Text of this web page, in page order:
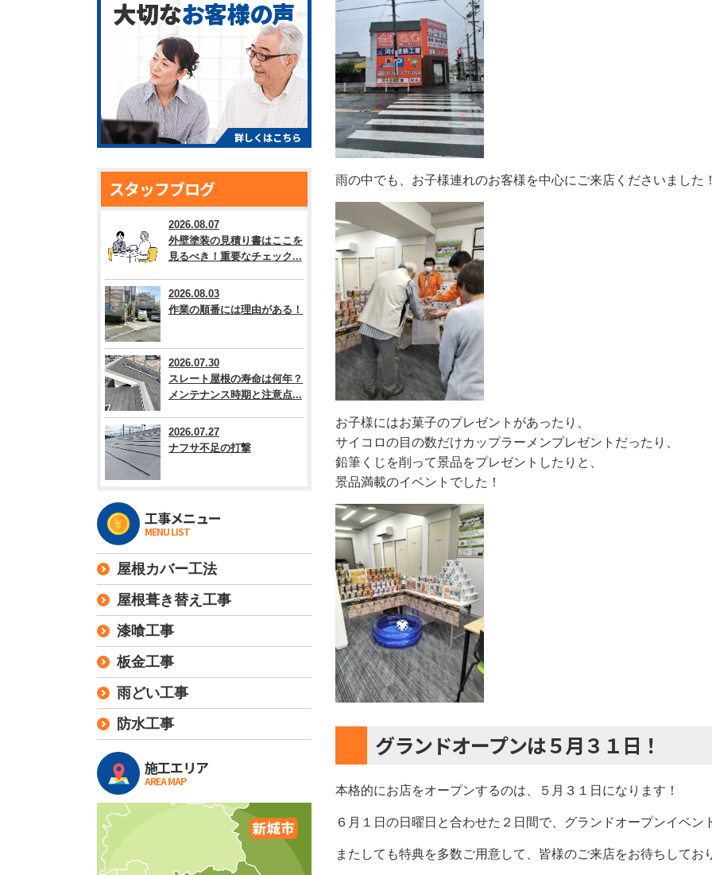
雨の中でも、お子様連れのお客様を中心にご来店くださいました！
お子様にはお菓子のプレゼントがあったり、
サイコロの目の数だけカップラーメンプレゼントだったり、
鉛筆くじを削って景品をプレゼントしたりと、
景品満載のイベントでした！
グランドオープンは５月３１日！
本格的にお店をオープンするのは、５月３１日になります！
６月１日の日曜日と合わせた２日間で、グランドオープンイベン
またしても特典を多数ご用意して、皆様のご来店をお待ちしてお
スタッフブログ
2026.08.07
外壁塗装の見積り書はここを
見るべき！重要なチェック...
2026.08.03
作業の順番には理由がある！
2026.07.30
スレート屋根の寿命は何年？
メンテナンス時期と注意点...
2026.07.27
ナフサ不足の打撃
工事メニュー
MENU LIST
屋根カバー工法
屋根葺き替え工事
漆喰工事
板金工事
雨どい工事
防水工事
施工エリア
AREA MAP